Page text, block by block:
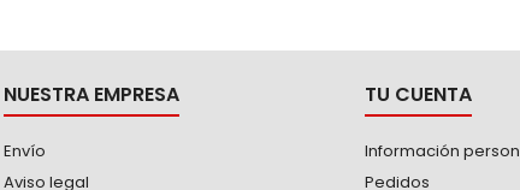
mano...
NUESTRA EMPRESA
Envío
Aviso legal
TU CUENTA
Información
Pedidos